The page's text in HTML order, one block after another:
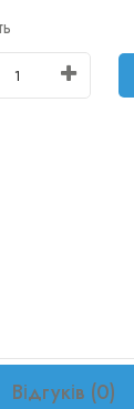
Відгуків (0)